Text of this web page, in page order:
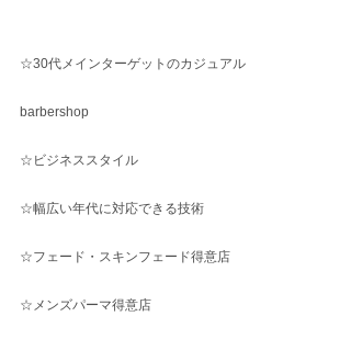
☆30代メインターゲットのカジュアル
barbershop
☆ビジネススタイル
☆幅広い年代に対応できる技術
☆フェード・スキンフェード得意店
☆メンズパーマ得意店